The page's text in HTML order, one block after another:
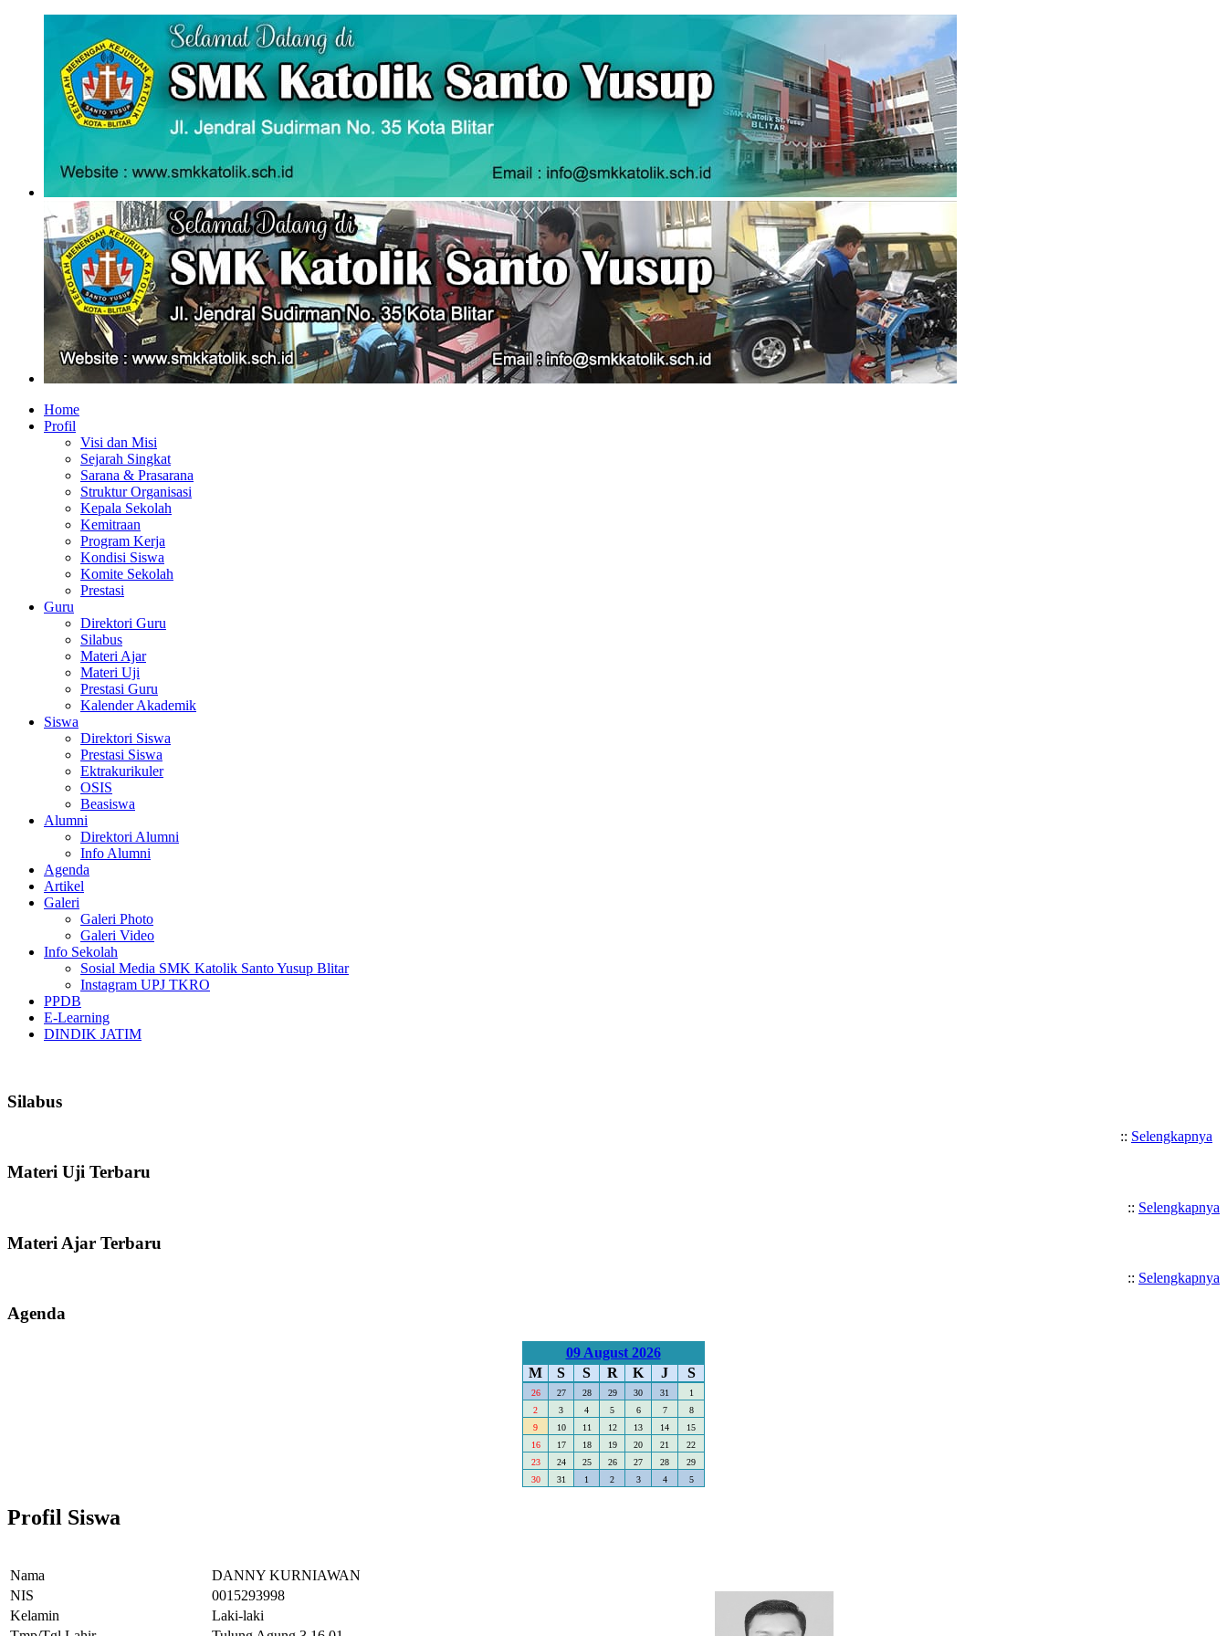
Home
Profil
Visi dan Misi
Sejarah Singkat
Sarana & Prasarana
Struktur Organisasi
Kepala Sekolah
Kemitraan
Program Kerja
Kondisi Siswa
Komite Sekolah
Prestasi
Guru
Direktori Guru
Silabus
Materi Ajar
Materi Uji
Prestasi Guru
Kalender Akademik
Siswa
Direktori Siswa
Prestasi Siswa
Ektrakurikuler
OSIS
Beasiswa
Alumni
Direktori Alumni
Info Alumni
Agenda
Artikel
Galeri
Galeri Photo
Galeri Video
Info Sekolah
Sosial Media SMK Katolik Santo Yusup Blitar
Instagram UPJ TKRO
PPDB
E-Learning
DINDIK JATIM
Silabus
:: Selengkapnya
Materi Uji Terbaru
:: Selengkapnya
Materi Ajar Terbaru
:: Selengkapnya
Agenda
09 August 2026
M
S S R K J S
26 27 28 29 30 31
1
2
3 4 5 6 7
8
9
10 11 12 13 14
15
16
17 18 19 20 21
22
23
24 25 26 27 28
29
30
31 1 2 3 4 5
Profil Siswa
Nama
DANNY KURNIAWAN
NIS
0015293998
Kelamin
Laki-laki